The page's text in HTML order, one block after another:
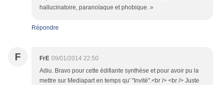
hallucinatoire, paranoïaque et phobique. »
Répondre
F FrE 09/01/2014 22:50
Adiu. Bravo pour cette édifiante synthèse et pour avoir pu la
mettre sur Mediapart en temps qu' "Invité".<br /> <br /> Juste